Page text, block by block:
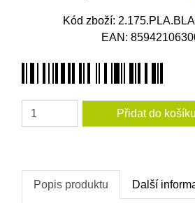
Kód zboží:
EAN:
Amount
Popis produktu Další